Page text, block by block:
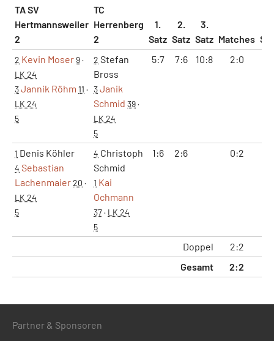
TA SV
Hertmannsweiler
2
TC
Herrenberg
2
1.
Satz
2.
Satz
3.
Satz Matches
2 Kevin Moser9·
LK 24
3Jannik Röhm 11 ·
LK 24
5
2 Stefan
Bross
3Janik
Schmid 39·
LK 24
5
5:7 7:6 10:8 2:0
1 Denis Köhler
4 Sebastian
Lachenmaier20 ·
LK 24
5
4 Christoph
Schmid
1 Kai
Ochmann
37· LK 24
5
1:6 2:6 0:2
Doppel 2:2
Gesamt
2:2
Partner & Sponsoren